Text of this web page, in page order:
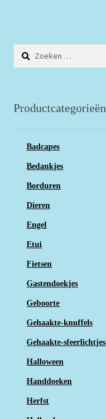
Zoeken
naar:
Productcategorieën
Badcapes
Bedankjes
Borduren
Dieren
Engel
Etui
Fietsen
Gastendoekjes
Geboorte
Gehaakte-knuffels
Gehaakte-sfeerlichtjes
Halloween
Handdoeken
Herfst